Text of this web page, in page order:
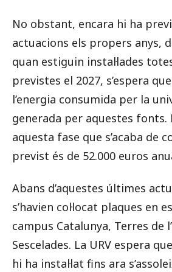
No obstant, encara hi ha
actuacions els propers anys,
quan estiguin instal·lades
previstes el 2027, s’espera
l’energia consumida per la
generada per aquestes fonts.
aquesta fase que s’acaba de
previst és de 52.000 euros
Abans d’aquestes últimes
s’havien col·locat plaques en
campus Catalunya, Terres de
Sescelades. La URV espera
hi ha instal·lat fins ara